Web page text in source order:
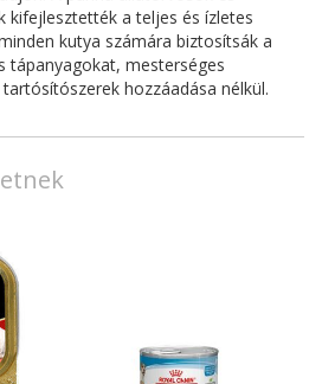
kifejlesztették a teljes és ízletes
kutya számára biztosítsák a
tápanyagokat, mesterséges
hozzáadása nélkül.